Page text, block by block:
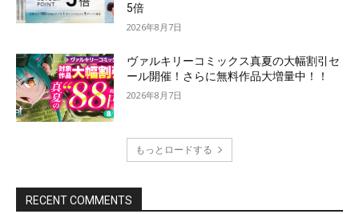
5倍
2026年8月7日
ヴァルキリーコミックス真夏の大幅割引セ
ール開催！さらに無料作品大増量中！！
2026年8月7日
もっとロードする
RECENT COMMENTS